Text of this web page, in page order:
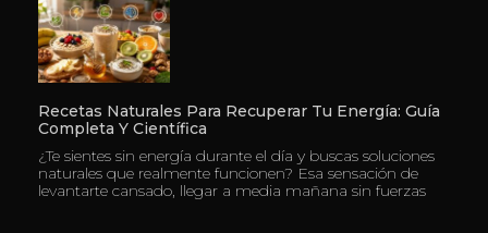
Recetas Naturales Para Recuperar Tu Energía: Guía
Completa Y Científica
¿Te sientes sin energía durante el día y buscas soluciones
naturales que realmente funcionen? Esa sensación de
levantarte cansado, llegar a media mañana sin fuerzas